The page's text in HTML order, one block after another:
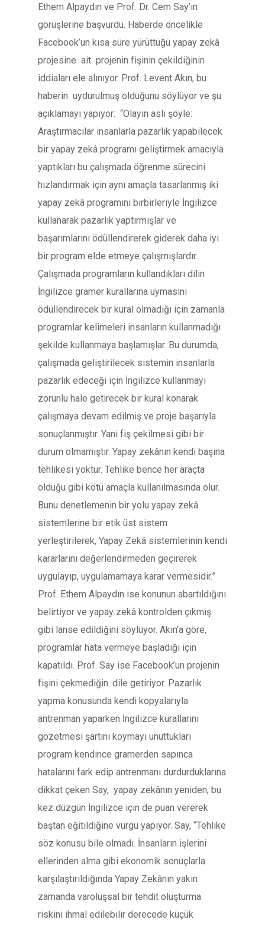
Ethem Alpaydın ve Prof. Dr. Cem Say’ın
görüşlerine başvurdu. Haberde öncelikle
Facebook’un kısa süre yürüttüğü yapay zekâ
projesine ait projenin fişinin çekildiğinin
iddiaları ele alınıyor. Prof. Levent Akın, bu
haberin uydurulmuş olduğunu söylüyor ve şu
açıklamayı yapıyor: “Olayın aslı şöyle:
Araştırmacılar insanlarla pazarlık yapabilecek
bir yapay zekâ programı geliştirmek amacıyla
yaptıkları bu çalışmada öğrenme sürecini
hızlandırmak için aynı amaçla tasarlanmış iki
yapay zekâ programını birbirleriyle İngilizce
kullanarak pazarlık yaptırmışlar ve
başarımlarını ödüllendirerek giderek daha iyi
bir program elde etmeye çalışmışlardır.
Çalışmada programların kullandıkları dilin
İngilizce gramer kurallarına uymasını
ödüllendirecek bir kural olmadığı için zamanla
programlar kelimeleri insanların kullanmadığı
şekilde kullanmaya başlamışlar. Bu durumda,
çalışmada geliştirilecek sistemin insanlarla
pazarlık edeceği için İngilizce kullanmayı
zorunlu hale getirecek bir kural konarak
çalışmaya devam edilmiş ve proje başarıyla
sonuçlanmıştır. Yani fiş çekilmesi gibi bir
durum olmamıştır. Yapay zekânın kendi başına
tehlikesi yoktur. Tehlike bence her araçta
olduğu gibi kötü amaçla kullanılmasında olur.
Bunu denetlemenin bir yolu yapay zekâ
sistemlerine bir etik üst sistem
yerleştirilerek, Yapay Zekâ sistemlerinin kendi
kararlarını değerlendirmeden geçirerek
uygulayıp, uygulamamaya karar vermesidir.”
Prof. Ethem Alpaydın ise konunun abartıldığını
belirtiyor ve yapay zekâ kontrolden çıkmış
gibi lanse edildiğini söylüyor. Akın’a göre,
programlar hata vermeye başladığı için
kapatıldı. Prof. Say ise Facebook’un projenin
fişini çekmediğin. dile getiriyor. Pazarlık
yapma konusunda kendi kopyalarıyla
antrenman yaparken İngilizce kurallarını
gözetmesi şartını koymayı unuttukları
program kendince gramerden sapınca
hatalarını fark edip antrenmanı durdurduklarına
dikkat çeken Say, yapay zekânın yeniden, bu
kez düzgün İngilizce için de puan vererek
baştan eğitildiğine vurgu yapıyor. Say, “Tehlike
söz konusu bile olmadı. İnsanların işlerini
ellerinden alma gibi ekonomik sonuçlarla
karşılaştırıldığında Yapay Zekânın yakın
zamanda varoluşsal bir tehdit oluşturma
riskini ihmal edilebilir derecede küçük